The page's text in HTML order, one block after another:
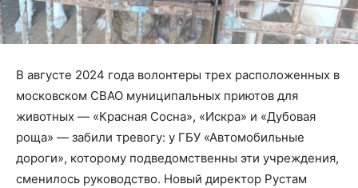
В августе 2024 года волонтеры трех расположенных в
московском СВАО муниципальных приютов для
животных — «Красная Сосна», «Искра» и «Дубовая
роща» — забили тревогу: у ГБУ «Автомобильные
дороги», которому подведомственны эти учреждения,
сменилось руководство. Новый директор Рустам